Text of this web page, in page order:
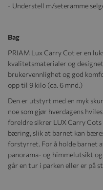
- Understell m/seteramme
Bag
PRIAM Lux Carry Cot er en
kvalitetsmaterialer og
brukervennlighet og god
opp til 9 kilo (ca. 6 mnd.)
Den er utstyrt med en myk
noe som gjør hverdagens
foreldre sikrer LUX Carry
bæring, slik at barnet kan
forstyrret. For å holde barnet
panorama- og himmelutsikt
går en tur i parken eller er på